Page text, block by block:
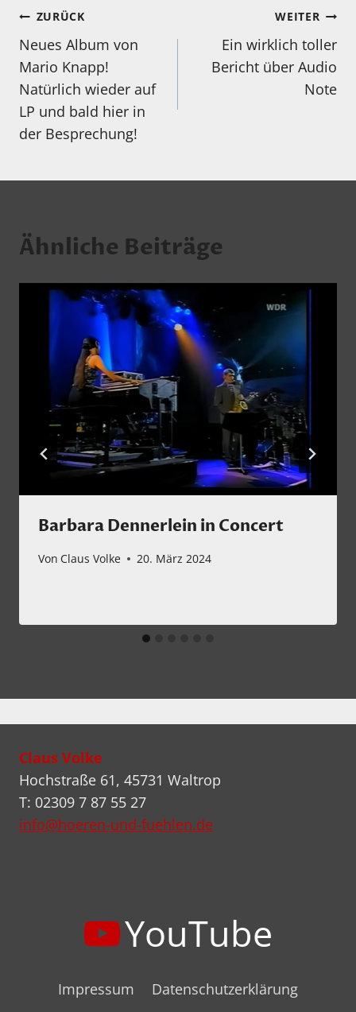
Beitragsnavigation
ZURÜCK
Neues Album von
Mario Knapp!
Natürlich wieder auf
LP und bald hier in
der Besprechung!
WEITER
Ein wirklich toller
Bericht über Audio
Note
Ähnliche Beiträge
Barbara Dennerlein in Concert
Von Claus Volke 20. März 2024
Claus Volke
Hochstraße 61, 45731 Waltrop
T: 02309 7 87 55 27
info@hoeren-und-fuehlen.de
YouTube
Impressum
Datenschutzerklärung